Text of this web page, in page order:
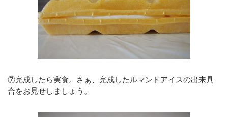
⑦完成したら実食。さぁ、完成したルマンドアイスの出来具
合をお見せしましょう。